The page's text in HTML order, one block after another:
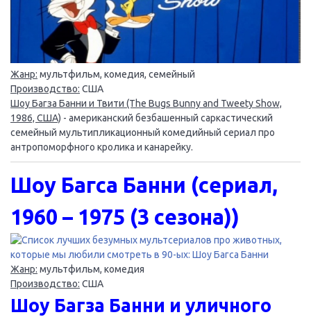
Жанр: мультфильм, комедия, семейный
Производство: США
Шоу Багза Банни и Твити (The Bugs Bunny and Tweety Show,
1986, США) - американский безбашенный саркастический
семейный мультипликационный комедийный сериал про
антропоморфного кролика и канарейку.
Шоу Багса Банни (сериал,
1960 – 1975 (3 сезона))
Жанр: мультфильм, комедия
Производство: США
Шоу Багза Банни и уличного